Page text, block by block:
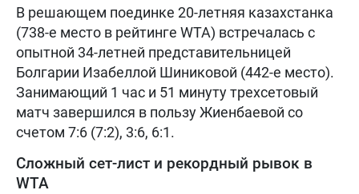
В решающем поединке 20-летняя казахстанка
(738-е место в рейтинге WTA) встречалась с
опытной 34-летней представительницей
Болгарии Изабеллой Шиниковой (442-е место).
Занимающий 1 час и 51 минуту трехсетовый
матч завершился в пользу Жиенбаевой со
счетом 7:6 (7:2), 3:6, 6:1.
Сложный сет-лист и рекордный рывок в
WTA